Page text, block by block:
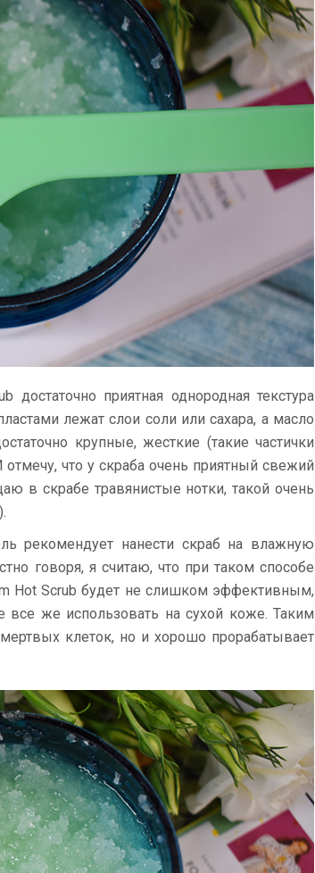
приятная однородная текстура
лежат слои соли или сахара, а масло
крупные, жесткие (такие частички
что у скраба очень приятный свежий
в скрабе травянистые нотки, такой очень
рекомендует нанести скраб на влажную
говоря, я считаю, что при таком способе
Hot Scrub будет не слишком эффективным,
же использовать на сухой коже. Таким
клеток, но и хорошо прорабатывает